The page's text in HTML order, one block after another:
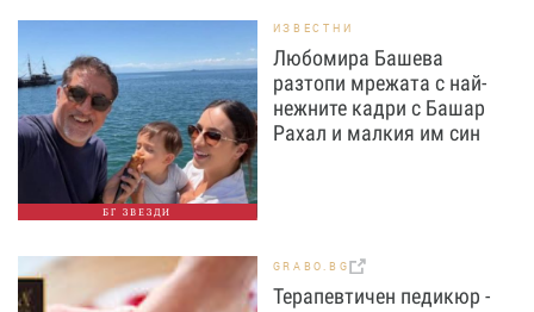
БГ ЗВЕЗДИ
ИЗВЕСТНИ
Любомира Башева
разтопи мрежата с най-
нежните кадри с Башар
Рахал и малкия им син
GRABO.BG
Терапевтичен педикюр -